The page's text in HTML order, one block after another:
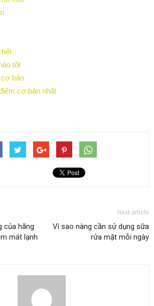
tốt
bản
cơ bản nhất
của hãng
mát lạnh
Next article
Vì sao nàng cần sử dụng sữa
rửa mặt mỗi ngày